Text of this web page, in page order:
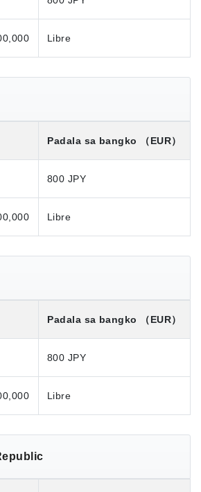
Libre
Padala sa bangko （EUR）
800 JPY
Libre
Padala sa bangko （EUR）
800 JPY
Libre